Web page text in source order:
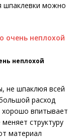
шпаклевки можно
неплохой
не шпаклюя всей
расход
хорошо впитывает
структуру
материал